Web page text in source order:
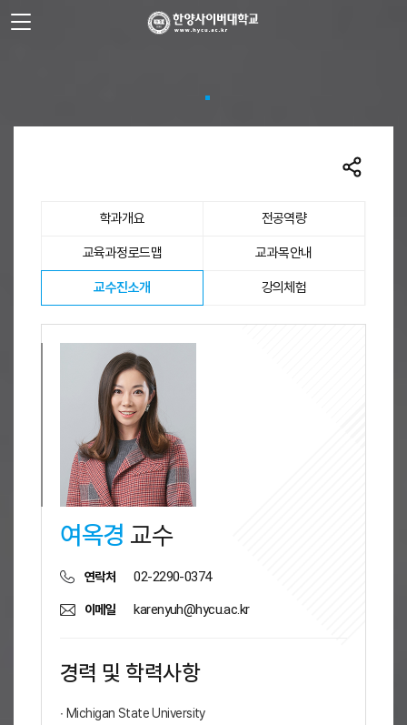
사이트정보 바로가기
학과개요 전공역량
교육과정로드맵 교과목안내
교수진소개
선택됨
강의체험
교수진소개
여옥경 교수
연락처 02-2290-0374
이메일 karenyuh@hycu.ac.kr
경력 및 학력사항
∙ Michigan State University